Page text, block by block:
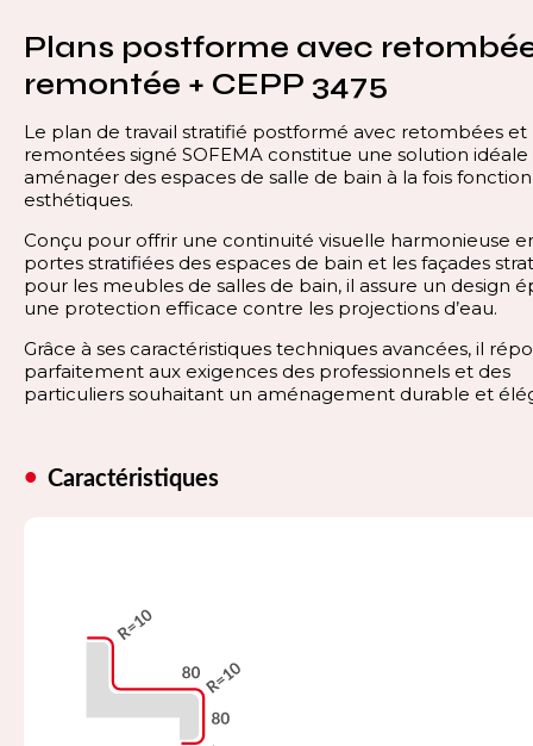
Plans postforme avec
remontée + CEPP 3475
Le plan de travail stratifié postformé avec retombées et
remontées signé SOFEMA constitue une solution
aménager des espaces de salle de bain à la fois
esthétiques.
Conçu pour offrir une continuité visuelle harmonieuse
portes stratifiées des espaces de bain et les façades
pour les meubles de salles de bain, il assure un design
une protection efficace contre les projections d’eau.
Grâce à ses caractéristiques techniques avancées, il
parfaitement aux exigences des professionnels et des
particuliers souhaitant un aménagement durable et
Caractéristiques